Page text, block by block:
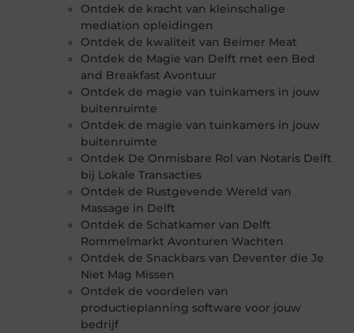
Ontdek de kracht van kleinschalige
mediation opleidingen
Ontdek de kwaliteit van Beimer Meat
Ontdek de Magie van Delft met een Bed
and Breakfast Avontuur
Ontdek de magie van tuinkamers in jouw
buitenruimte
Ontdek de magie van tuinkamers in jouw
buitenruimte
Ontdek De Onmisbare Rol van Notaris Delft
bij Lokale Transacties
Ontdek de Rustgevende Wereld van
Massage in Delft
Ontdek de Schatkamer van Delft
Rommelmarkt Avonturen Wachten
Ontdek de Snackbars van Deventer die Je
Niet Mag Missen
Ontdek de voordelen van
productieplanning software voor jouw
bedrijf